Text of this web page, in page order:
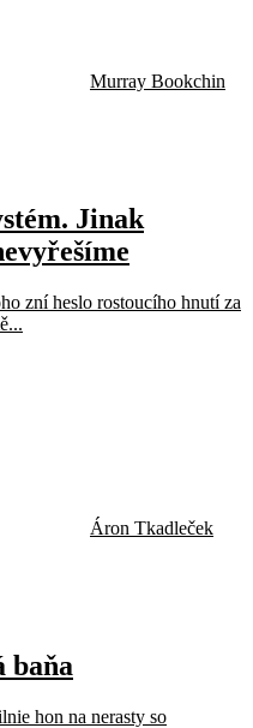
Murray Bookchin
Jinak
zní heslo rostoucího hnutí za
Áron Tkadleček
baňa
hon na nerasty so